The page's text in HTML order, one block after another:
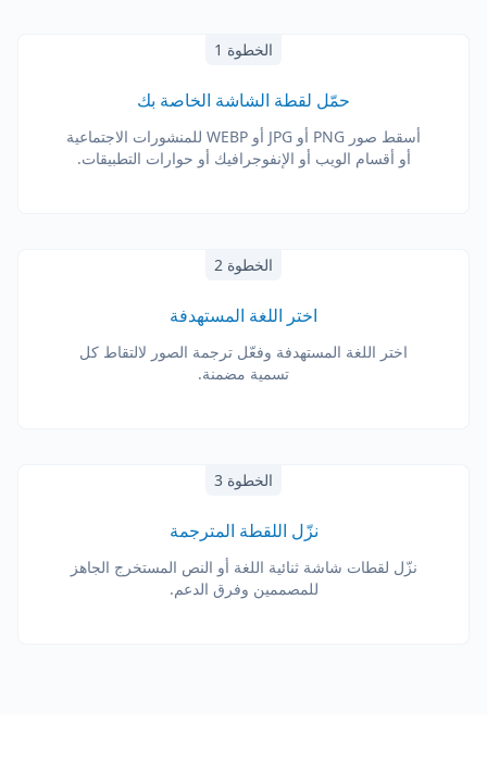
الخطوة 1
حمّل لقطة الشاشة الخاصة بك
أسقط صور PNG أو JPG أو WEBP للمنشورات الاجتماعية
أو أقسام الويب أو الإنفوجرافيك أو حوارات التطبيقات.
الخطوة 2
اختر اللغة المستهدفة
اختر اللغة المستهدفة وفعّل ترجمة الصور لالتقاط كل
تسمية مضمنة.
الخطوة 3
نزّل اللقطة المترجمة
نزّل لقطات شاشة ثنائية اللغة أو النص المستخرج الجاهز
للمصممين وفرق الدعم.